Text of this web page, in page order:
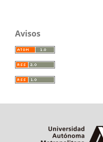
Avisos